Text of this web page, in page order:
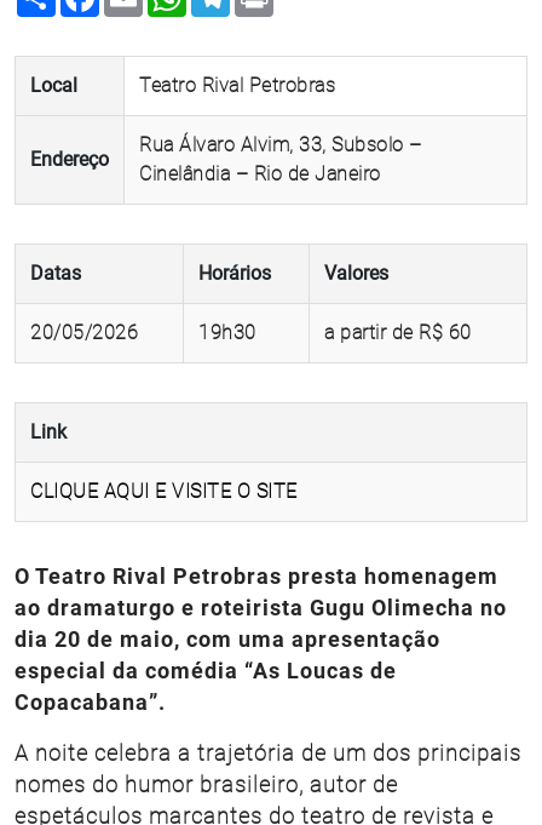
Local Teatro Rival Petrobras
Endereço
Rua Álvaro Alvim, 33, Subsolo –
Cinelândia – Rio de Janeiro
Datas Horários Valores
20/05/2026 19h30 a partir de R$ 60
Link
CLIQUE AQUI E VISITE O SITE
O Teatro Rival Petrobras presta homenagem
ao dramaturgo e roteirista Gugu Olimecha no
dia 20 de maio, com uma apresentação
especial da comédia “As Loucas de
Copacabana”.
A noite celebra a trajetória de um dos principais
nomes do humor brasileiro, autor de
espetáculos marcantes do teatro de revista e